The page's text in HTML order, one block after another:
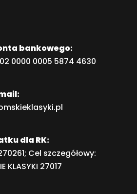
bankowego:
0000 0005 5874 4630
dla RK:
Cel szczegółowy:
KLASYKI 27017